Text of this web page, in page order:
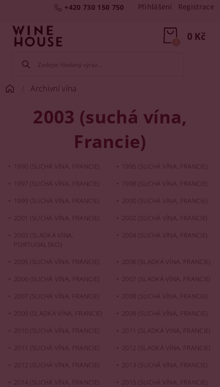
+420 730 150 750 Přihlášení Registrace
0 Kč
0
Archivní vína
2003 (suchá vína,
Francie)
1990 (SUCHÁ VÍNA, FRANCIE)
1995 (SUCHÁ VÍNA, FRANCIE)
1997 (SUCHÁ VÍNA, FRANCIE)
1998 (SUCHÁ VÍNA, FRANCIE)
1999 (SUCHÁ VÍNA, FRANCIE)
2000 (SUCHÁ VÍNA, FRANCIE)
2001 (SUCHÁ VÍNA, FRANCIE)
2002 (SUCHÁ VÍNA, FRANCIE)
2003 (SLADKÁ VÍNA,
PORTUGALSKO)
2004 (SUCHÁ VÍNA, FRANCIE)
2005 (SUCHÁ VÍNA, FRANCIE)
2006 (SLADKÁ VÍNA, FRANCIE)
2006 (SUCHÁ VÍNA, FRANCIE)
2007 (SLADKÁ VÍNA, FRANCIE)
2007 (SUCHÁ VÍNA, FRANCIE)
2008 (SUCHÁ VÍNA, FRANCIE)
2009 (SLADKÁ VÍNA, FRANCIE)
2009 (SUCHÁ VÍNA, FRANCIE)
2010 (SUCHÁ VÍNA, FRANCIE)
2011 (SLADKÁ VÍNA, FRANCIE)
2011 (SUCHÁ VÍNA, FRANCIE)
2012 (SLADKÁ VÍNA, FRANCIE)
2012 (SUCHÁ VÍNA, FRANCIE)
2013 (SUCHÁ VÍNA, FRANCIE)
2014 (SUCHÁ VÍNA, FRANCIE)
2015 (SUCHÁ VÍNA, FRANCIE)